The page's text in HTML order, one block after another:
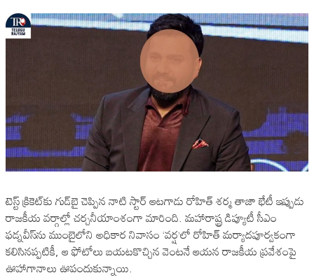
టెస్ట్ క్రికెట్‌కు గుడ్‌బై చెప్పిన నాటి స్టార్ ఆటగాడు రోహిత్ శర్మ తాజా భేటీ ఇప్పుడు
రాజకీయ వర్గాల్లో చర్చనీయాంశంగా మారింది. మహారాష్ట్ర డిప్యూటీ సీఎం
ఫడ్నవీస్‌ను ముంబైలోని అధికార నివాసం ‘వర్ష’లో రోహిత్ మర్యాదపూర్వకంగా
కలిసినప్పటికీ, ఆ ఫోటోలు బయటకొచ్చిన వెంటనే ఆయన రాజకీయ ప్రవేశంపై
ఊహాగానాలు ఊపందుకున్నాయి.